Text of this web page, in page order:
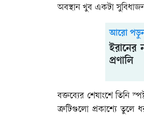
অবস্থান খুব একটা
আরো
ইরানের
প্রণালি
বক্তব্যের শেষাংশে তিনি
ত্রুটিগুলো প্রকাশ্যে তুলে